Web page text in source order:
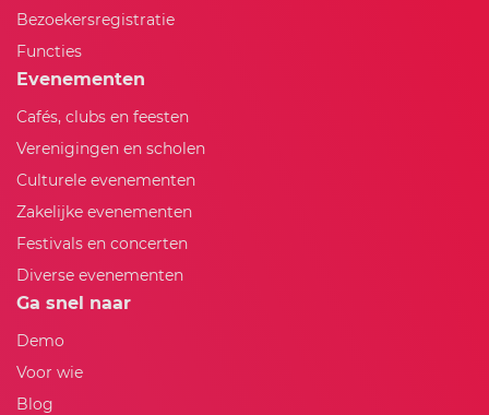
Bezoekersregistratie
Functies
Evenementen
Cafés, clubs en feesten
Verenigingen en scholen
Culturele evenementen
Zakelijke evenementen
Festivals en concerten
Diverse evenementen
Ga snel naar
Demo
Voor wie
Blog